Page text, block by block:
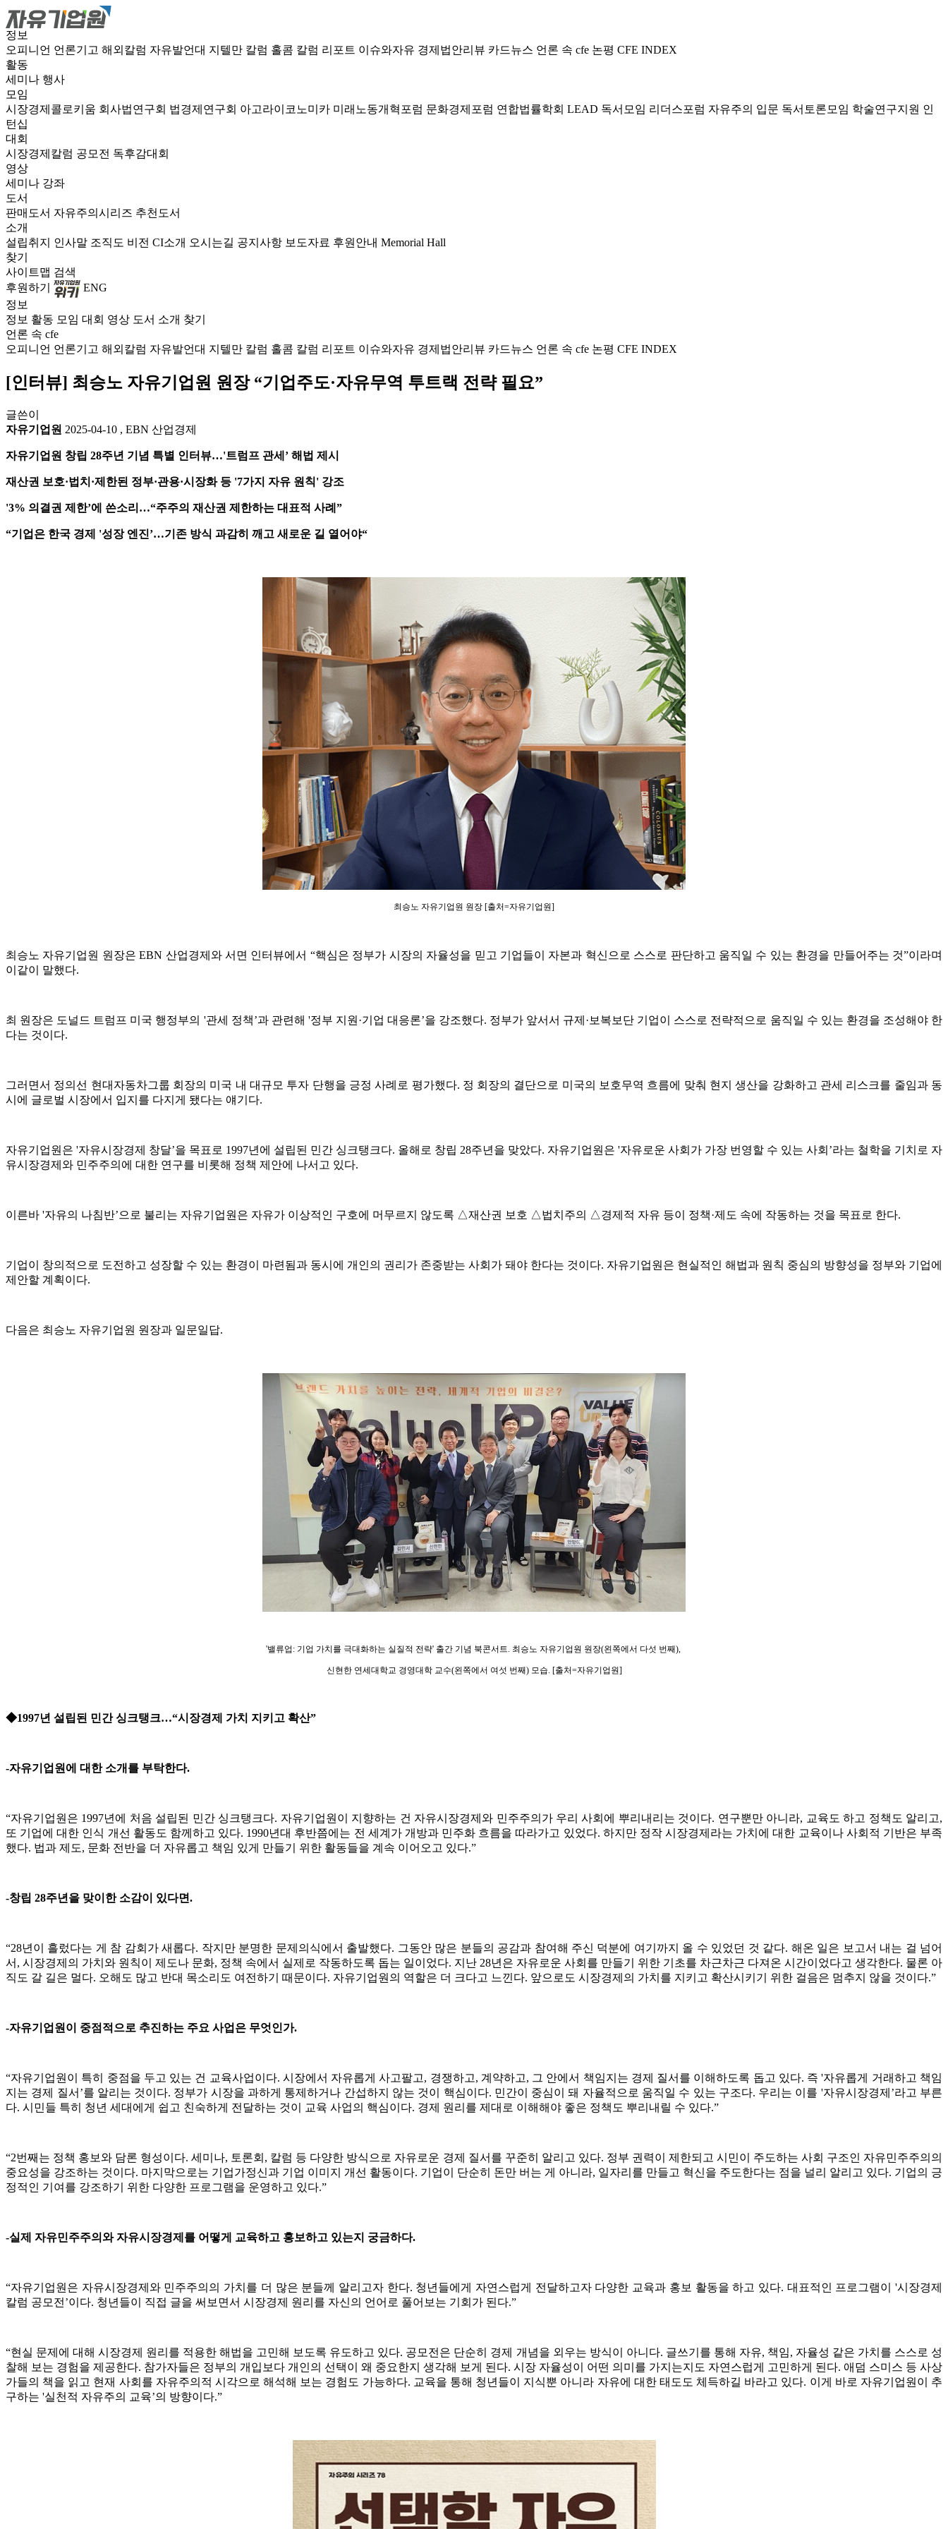
정보
오피니언 언론기고 해외칼럼 자유발언대 지텔만 칼럼 홀콤 칼럼 리포트 이슈와자유 경제법안리뷰 카드뉴스 언론 속 cfe 논평 CFE INDEX
활동
세미나 행사
모임
시장경제콜로키움 회사법연구회 법경제연구회 아고라이코노미카 미래노동개혁포럼 문화경제포럼 연합법률학회 LEAD 독서모임 리더스포럼 자유주의 입문 독서토론모임 학술연구지원 인
턴십
대회
시장경제칼럼 공모전 독후감대회
영상
세미나 강좌
도서
판매도서 자유주의시리즈 추천도서
소개
설립취지 인사말 조직도 비전 CI소개 오시는길 공지사항 보도자료 후원안내 Memorial Hall
찾기
사이트맵 검색
후원하기
ENG
정보
정보 활동 모임 대회 영상 도서 소개 찾기
언론 속 cfe
오피니언 언론기고 해외칼럼 자유발언대 지텔만 칼럼 홀콤 칼럼 리포트 이슈와자유 경제법안리뷰 카드뉴스 언론 속 cfe 논평 CFE INDEX
[인터뷰] 최승노 자유기업원 원장 “기업주도·자유무역 투트랙 전략 필요”
글쓴이
자유기업원 2025-04-10 , EBN 산업경제
자유기업원 창립 28주년 기념 특별 인터뷰…'트럼프 관세’ 해법 제시
재산권 보호·법치·제한된 정부·관용·시장화 등 '7가지 자유 원칙' 강조
'3% 의결권 제한’에 쓴소리…“주주의 재산권 제한하는 대표적 사례”
“기업은 한국 경제 '성장 엔진’…기존 방식 과감히 깨고 새로운 길 열어야“
최승노 자유기업원 원장 [출처=자유기업원]
최승노 자유기업원 원장은 EBN 산업경제와 서면 인터뷰에서 “핵심은 정부가 시장의 자율성을 믿고 기업들이 자본과 혁신으로 스스로 판단하고 움직일 수 있는 환경을 만들어주는 것”이라며
이같이 말했다.
최 원장은 도널드 트럼프 미국 행정부의 '관세 정책’과 관련해 '정부 지원·기업 대응론’을 강조했다. 정부가 앞서서 규제·보복보단 기업이 스스로 전략적으로 움직일 수 있는 환경을 조성해야 한
다는 것이다.
그러면서 정의선 현대자동차그룹 회장의 미국 내 대규모 투자 단행을 긍정 사례로 평가했다. 정 회장의 결단으로 미국의 보호무역 흐름에 맞춰 현지 생산을 강화하고 관세 리스크를 줄임과 동
시에 글로벌 시장에서 입지를 다지게 됐다는 얘기다.
자유기업원은 '자유시장경제 창달’을 목표로 1997년에 설립된 민간 싱크탱크다. 올해로 창립 28주년을 맞았다. 자유기업원은 '자유로운 사회가 가장 번영할 수 있는 사회’라는 철학을 기치로 자
유시장경제와 민주주의에 대한 연구를 비롯해 정책 제안에 나서고 있다.
이른바 '자유의 나침반’으로 불리는 자유기업원은 자유가 이상적인 구호에 머무르지 않도록 △재산권 보호 △법치주의 △경제적 자유 등이 정책·제도 속에 작동하는 것을 목표로 한다.
기업이 창의적으로 도전하고 성장할 수 있는 환경이 마련됨과 동시에 개인의 권리가 존중받는 사회가 돼야 한다는 것이다. 자유기업원은 현실적인 해법과 원칙 중심의 방향성을 정부와 기업에
제안할 계획이다.
다음은 최승노 자유기업원 원장과 일문일답.
'밸류업: 기업 가치를 극대화하는 실질적 전략' 출간 기념 북콘서트. 최승노 자유기업원 원장(왼쪽에서 다섯 번째),
신현한 연세대학교 경영대학 교수(왼쪽에서 여섯 번째) 모습. [출처=자유기업원]
◆1997년 설립된 민간 싱크탱크…“시장경제 가치 지키고 확산”
-자유기업원에 대한 소개를 부탁한다.
“자유기업원은 1997년에 처음 설립된 민간 싱크탱크다. 자유기업원이 지향하는 건 자유시장경제와 민주주의가 우리 사회에 뿌리내리는 것이다. 연구뿐만 아니라, 교육도 하고 정책도 알리고,
또 기업에 대한 인식 개선 활동도 함께하고 있다. 1990년대 후반쯤에는 전 세계가 개방과 민주화 흐름을 따라가고 있었다. 하지만 정작 시장경제라는 가치에 대한 교육이나 사회적 기반은 부족
했다. 법과 제도, 문화 전반을 더 자유롭고 책임 있게 만들기 위한 활동들을 계속 이어오고 있다.”
-창립 28주년을 맞이한 소감이 있다면.
“28년이 흘렀다는 게 참 감회가 새롭다. 작지만 분명한 문제의식에서 출발했다. 그동안 많은 분들의 공감과 참여해 주신 덕분에 여기까지 올 수 있었던 것 같다. 해온 일은 보고서 내는 걸 넘어
서, 시장경제의 가치와 원칙이 제도나 문화, 정책 속에서 실제로 작동하도록 돕는 일이었다. 지난 28년은 자유로운 사회를 만들기 위한 기초를 차근차근 다져온 시간이었다고 생각한다. 물론 아
직도 갈 길은 멀다. 오해도 많고 반대 목소리도 여전하기 때문이다. 자유기업원의 역할은 더 크다고 느낀다. 앞으로도 시장경제의 가치를 지키고 확산시키기 위한 걸음은 멈추지 않을 것이다.”
-자유기업원이 중점적으로 추진하는 주요 사업은 무엇인가.
“자유기업원이 특히 중점을 두고 있는 건 교육사업이다. 시장에서 자유롭게 사고팔고, 경쟁하고, 계약하고, 그 안에서 책임지는 경제 질서를 이해하도록 돕고 있다. 즉 '자유롭게 거래하고 책임
지는 경제 질서’를 알리는 것이다. 정부가 시장을 과하게 통제하거나 간섭하지 않는 것이 핵심이다. 민간이 중심이 돼 자율적으로 움직일 수 있는 구조다. 우리는 이를 '자유시장경제’라고 부른
다. 시민들 특히 청년 세대에게 쉽고 친숙하게 전달하는 것이 교육 사업의 핵심이다. 경제 원리를 제대로 이해해야 좋은 정책도 뿌리내릴 수 있다.”
“2번째는 정책 홍보와 담론 형성이다. 세미나, 토론회, 칼럼 등 다양한 방식으로 자유로운 경제 질서를 꾸준히 알리고 있다. 정부 권력이 제한되고 시민이 주도하는 사회 구조인 자유민주주의의
중요성을 강조하는 것이다. 마지막으로는 기업가정신과 기업 이미지 개선 활동이다. 기업이 단순히 돈만 버는 게 아니라, 일자리를 만들고 혁신을 주도한다는 점을 널리 알리고 있다. 기업의 긍
정적인 기여를 강조하기 위한 다양한 프로그램을 운영하고 있다.”
-실제 자유민주주의와 자유시장경제를 어떻게 교육하고 홍보하고 있는지 궁금하다.
“자유기업원은 자유시장경제와 민주주의의 가치를 더 많은 분들께 알리고자 한다. 청년들에게 자연스럽게 전달하고자 다양한 교육과 홍보 활동을 하고 있다. 대표적인 프로그램이 '시장경제
칼럼 공모전’이다. 청년들이 직접 글을 써보면서 시장경제 원리를 자신의 언어로 풀어보는 기회가 된다.”
“현실 문제에 대해 시장경제 원리를 적용한 해법을 고민해 보도록 유도하고 있다. 공모전은 단순히 경제 개념을 외우는 방식이 아니다. 글쓰기를 통해 자유, 책임, 자율성 같은 가치를 스스로 성
찰해 보는 경험을 제공한다. 참가자들은 정부의 개입보다 개인의 선택이 왜 중요한지 생각해 보게 된다. 시장 자율성이 어떤 의미를 가지는지도 자연스럽게 고민하게 된다. 애덤 스미스 등 사상
가들의 책을 읽고 현재 사회를 자유주의적 시각으로 해석해 보는 경험도 가능하다. 교육을 통해 청년들이 지식뿐 아니라 자유에 대한 태도도 체득하길 바라고 있다. 이게 바로 자유기업원이 추
구하는 '실천적 자유주의 교육’의 방향이다.”